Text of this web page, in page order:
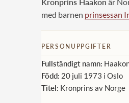
med barnen prinsessan
PERSONUPPGIFTER
Fullständigt namn:
Född: 20 juli 1973 i Oslo
Titel: Kronprins av Norge